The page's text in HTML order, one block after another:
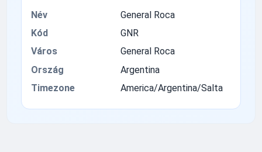
Név
General Roca
Kód
GNR
Város
General Roca
Ország
Argentina
Timezone
America/Argentina/Salta